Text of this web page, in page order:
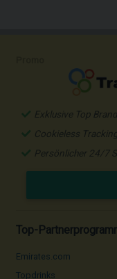
Exklusive Top
Cookieless
Persönlicher 24/7
Top-
Emirates.com
Topdrinks